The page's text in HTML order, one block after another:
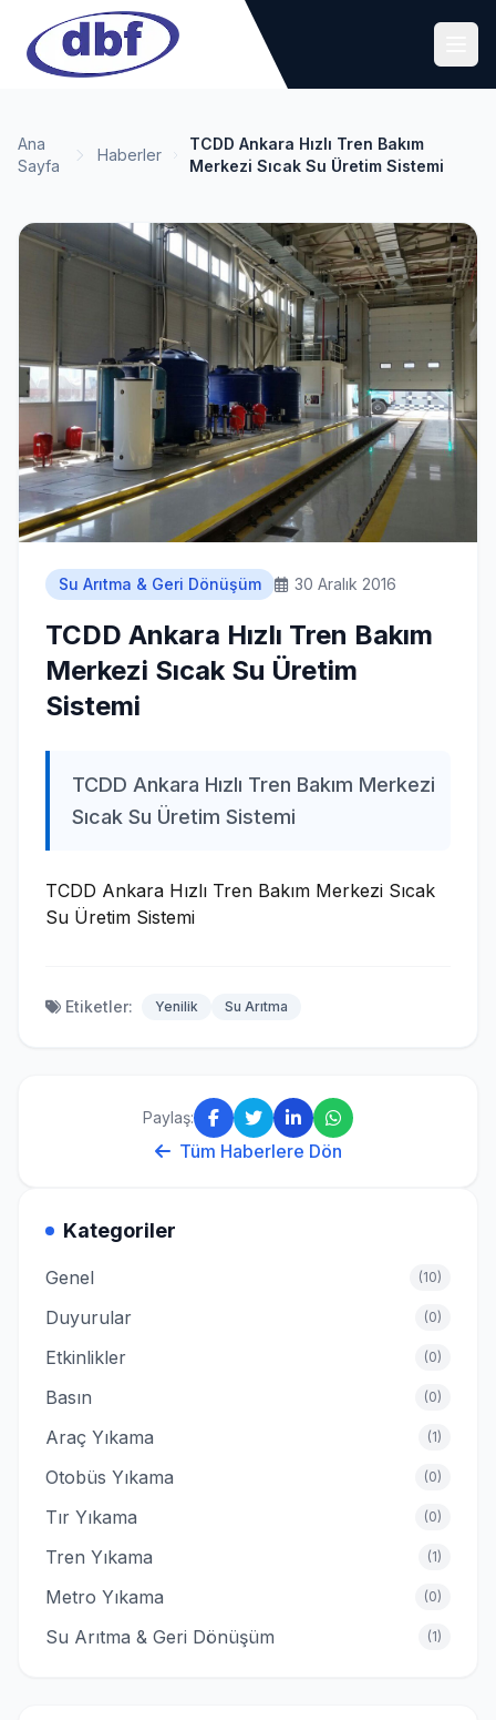
Ana
Sayfa
Haberler
TCDD Ankara Hızlı Tren Bakım
Merkezi Sıcak Su Üretim Sistemi
Su Arıtma & Geri Dönüşüm 30 Aralık 2016
TCDD Ankara Hızlı Tren Bakım
Merkezi Sıcak Su Üretim
Sistemi
TCDD Ankara Hızlı Tren Bakım Merkezi
Sıcak Su Üretim Sistemi
TCDD Ankara Hızlı Tren Bakım Merkezi Sıcak
Su Üretim Sistemi
Etiketler: Yenilik Su Arıtma
Paylaş:
Tüm Haberlere Dön
Kategoriler
Genel (10)
Duyurular (0)
Etkinlikler (0)
Basın (0)
Araç Yıkama (1)
Otobüs Yıkama (0)
Tır Yıkama (0)
Tren Yıkama (1)
Metro Yıkama (0)
Su Arıtma & Geri Dönüşüm (1)